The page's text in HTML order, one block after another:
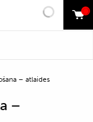
0
– atlaides
–